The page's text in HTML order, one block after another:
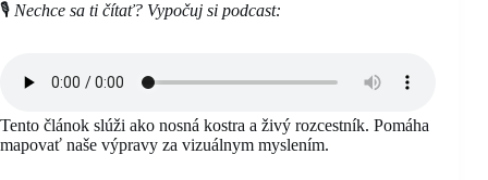
🎙️ Nechce sa ti čítať? Vypočuj si podcast:
Tento článok slúži ako nosná kostra a živý rozcestník. Pomáha
mapovať naše výpravy za vizuálnym myslením.